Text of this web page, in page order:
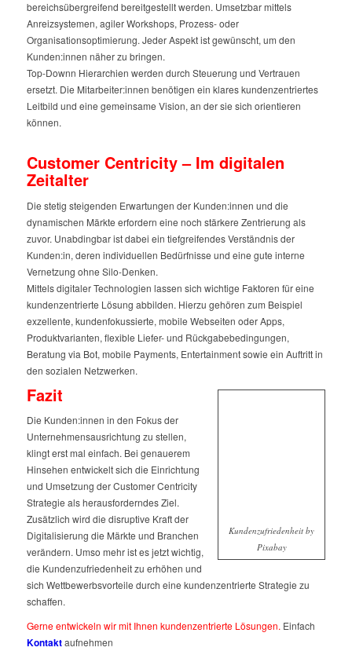
bereichsübergreifend bereitgestellt werden. Umsetzbar mittels
Anreizsystemen, agiler Workshops, Prozess- oder
Organisationsoptimierung. Jeder Aspekt ist gewünscht, um den
Kunden:innen näher zu bringen.
Top-Downn Hierarchien werden durch Steuerung und Vertrauen
ersetzt. Die Mitarbeiter:innen benötigen ein klares kundenzentriertes
Leitbild und eine gemeinsame Vision, an der sie sich orientieren
können.
Customer Centricity – Im digitalen
Zeitalter
Die stetig steigenden Erwartungen der Kunden:innen und die
dynamischen Märkte erfordern eine noch stärkere Zentrierung als
zuvor. Unabdingbar ist dabei ein tiefgreifendes Verständnis der
Kunden:in, deren individuellen Bedürfnisse und eine gute interne
Vernetzung ohne Silo-Denken.
Mittels digitaler Technologien lassen sich wichtige Faktoren für eine
kundenzentrierte Lösung abbilden. Hierzu gehören zum Beispiel
exzellente, kundenfokussierte, mobile Webseiten oder Apps,
Produktvarianten, flexible Liefer- und Rückgabebedingungen,
Beratung via Bot, mobile Payments, Entertainment sowie ein Auftritt in
den sozialen Netzwerken.
Kundenzufriedenheit by
Pixabay
Fazit
Die Kunden:innen in den Fokus der
Unternehmensausrichtung zu stellen,
klingt erst mal einfach. Bei genauerem
Hinsehen entwickelt sich die Einrichtung
und Umsetzung der Customer Centricity
Strategie als herausforderndes Ziel.
Zusätzlich wird die disruptive Kraft der
Digitalisierung die Märkte und Branchen
verändern. Umso mehr ist es jetzt wichtig,
die Kundenzufriedenheit zu erhöhen und
sich Wettbewerbsvorteile durch eine kundenzentrierte Strategie zu
schaffen.
Gerne entwickeln wir mit Ihnen kundenzentrierte Lösungen. Einfach
Kontaktaufnehmen